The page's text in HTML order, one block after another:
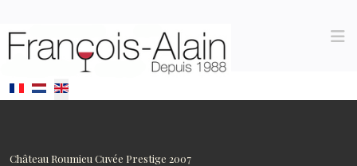
Château Roumieu Cuvée Prestige 2007